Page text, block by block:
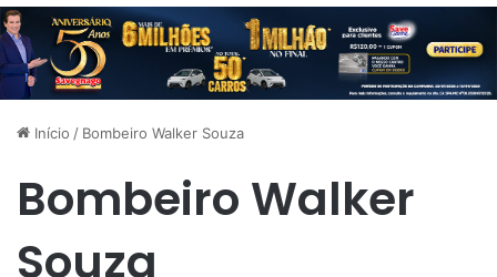
Início / Bombeiro Walker Souza
Bombeiro Walker
Souza